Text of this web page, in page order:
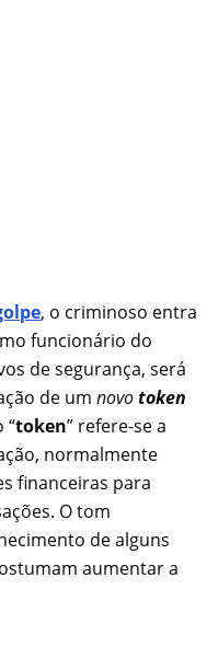
, o criminoso entra
funcionário do
de segurança, será
de um novotoken
“token” refere-se a
normalmente
financeiras para
O tom
de alguns
aumentar a